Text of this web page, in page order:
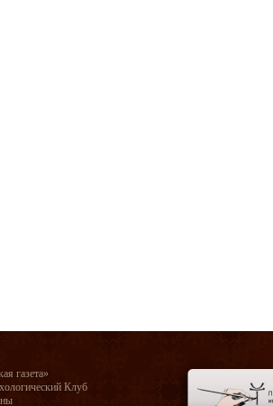
газета»
Клуб